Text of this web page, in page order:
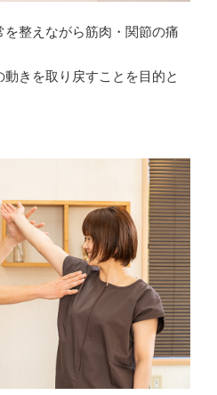
整えながら筋肉・関節の痛
きを取り戻すことを目的と